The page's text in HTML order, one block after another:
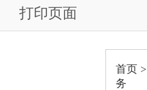
打印页面
首页 >
务